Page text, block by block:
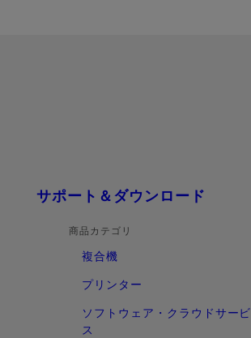
サポート＆ダウンロード
商品カテゴリ
複合機
プリンター
ソフトウェア・クラウドサービ
ス